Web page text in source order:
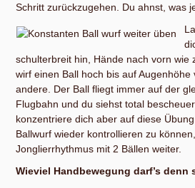
Schritt zurückzugehen. Du ahnst, was
schulterbreit hin, Hände nach vorn wie
wirf einen Ball hoch bis auf
andere. Der Ball fliegt immer auf der
Flugbahn und du siehst total
konzentriere dich aber auf diese
Ballwurf wieder kontrollieren zu
Jonglierrhythmus mit 2 Bällen weiter.
Wieviel Handbewegung darf’s denn